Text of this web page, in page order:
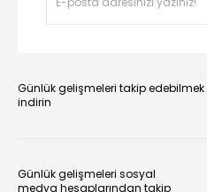
Günlük gelişmeleri takip
indirin
Günlük gelişmeleri sosyal
medya hesaplarından takip